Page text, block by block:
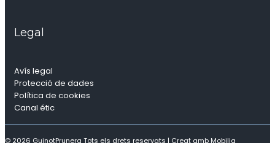
Legal
Avís legal
Protecció de dades
Política de cookies
Canal étic
© 2026 GuinotPrunera Tots els drets reservats | Creat amb Mobilia